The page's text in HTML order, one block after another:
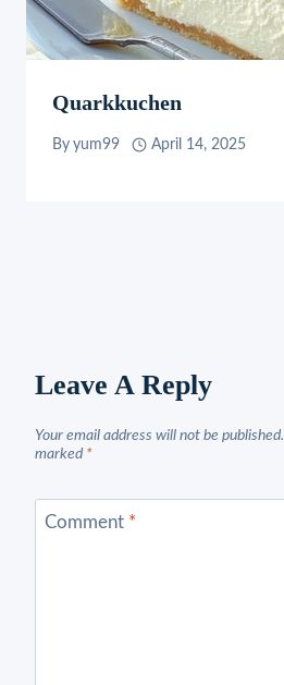
Quarkkuchen
By yum99 April 14, 2025
Leave A Reply
Your email address will not be published.
marked *
Comment *